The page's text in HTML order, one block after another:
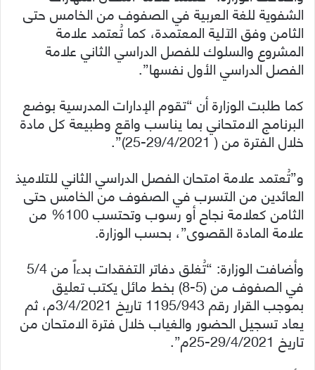
الشفوية للغة العربية في الصفوف من الخامس حتى
الثامن وفق الآلية المعتمدة، كما تُعتمد علامة
المشروع والسلوك للفصل الدراسي الثاني علامة
الفصل الدراسي الأول نفسها”.
كما طلبت الوزارة أن “تقوم الإدارات المدرسية بوضع
البرنامج الامتحاني بما يناسب واقع وطبيعة كل مادة
خلال الفترة من ( 29/4/2021-25)”.
و”تُعتمد علامة امتحان الفصل الدراسي الثاني للتلاميذ
العائدين من التسرب في الصفوف من الخامس حتى
الثامن كعلامة نجاح أو رسوب وتحتسب 100% من
علامة المادة القصوى”، بحسب الوزارة.
وأضافت الوزارة: “تُغلق دفاتر التفقدات بدءاً من 5/4
في الصفوف من (5-8) بخط مائل يكتب تعليق
بموجب القرار رقم 1195/943 تاريخ 3/4/2021م، ثم
يعاد تسجيل الحضور والغياب خلال فترة الامتحان من
تاريخ 29/4/2021-25م”.